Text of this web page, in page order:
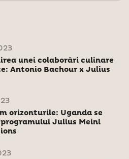
unei colaborări culinare
Antonio Bachour x Julius
orizonturile: Uganda se
Julius Meinl